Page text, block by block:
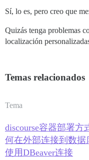
Sí, lo es, pero creo que
Quizás tenga problemas
localización
Temas relacionados
Tema
discourse容器部署方
何在外部连接到数据
使用DBeaver连接